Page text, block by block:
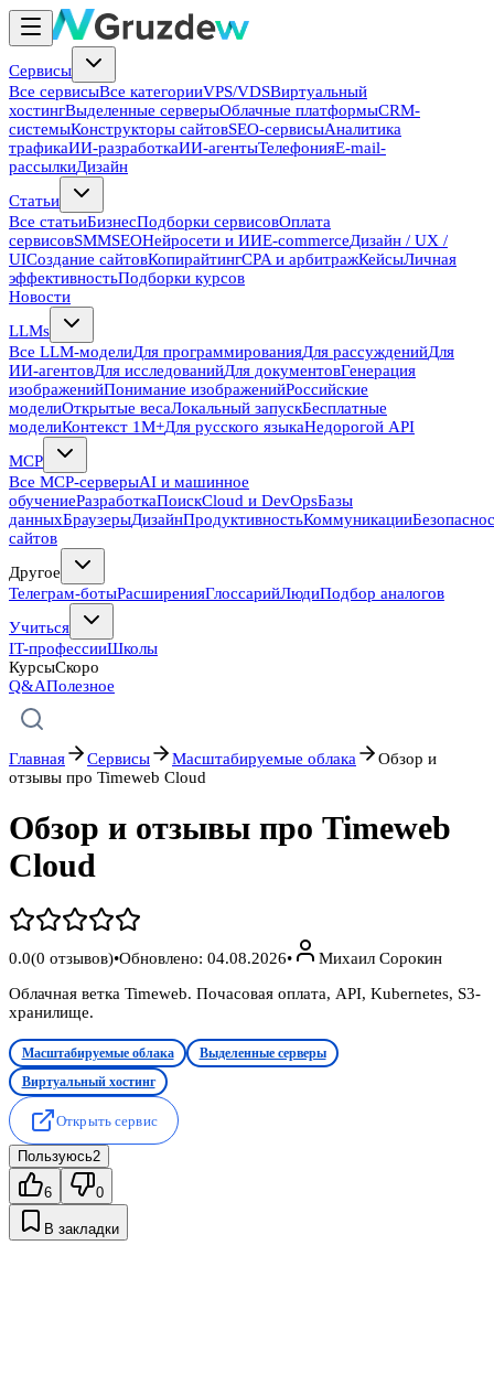
Сервисы
Все сервисыВсе категорииVPS/VDSВиртуальный
хостингВыделенные серверыОблачные платформыCRM-
системыКонструкторы сайтовSEO-сервисыАналитика
трафикаИИ-разработкаИИ-агентыТелефонияE-mail-
рассылкиДизайн
Статьи
Все статьиБизнесПодборки сервисовОплата
сервисовSMMSEOНейросети и ИИE-commerceДизайн / UX /
UIСоздание сайтовКопирайтингCPA и арбитражКейсыЛичная
эффективностьПодборки курсов
Новости
LLMs
Все LLM-моделиДля программированияДля рассужденийДля
ИИ-агентовДля исследованийДля документовГенерация
изображенийПонимание изображенийРоссийские
моделиОткрытые весаЛокальный запускБесплатные
моделиКонтекст 1M+Для русского языкаНедорогой API
MCP
Все MCP-серверыAI и машинное
обучениеРазработкаПоискCloud и DevOpsБазы
данныхБраузерыДизайнПродуктивностьКоммуникации
сайтов
Другое
Телеграм-ботыРасширенияГлоссарийЛюдиПодбор аналогов
Учиться
IT-профессииШколы
КурсыСкоро
Q&AПолезное
Главная Сервисы Масштабируемые облака
Обзор и
отзывы про Timeweb Cloud
Обзор и отзывы про Timeweb
Cloud
0.0(0 отзывов)•Обновлено: 04.08.2026•
Михаил Сорокин
Облачная ветка Timeweb. Почасовая оплата, API, Kubernetes, S3-
хранилище.
Масштабируемые облака
Выделенные серверы
Виртуальный хостинг
Открыть сервис
Пользуюсь2
6 0
В закладки